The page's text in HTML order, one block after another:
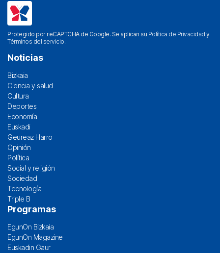
Protegido por reCAPTCHA de Google. Se aplican su Política de Privacidad y
Términos del servicio.
Noticias
Bizkaia
Ciencia y salud
Cultura
Deportes
Economía
Euskadi
Geureaz Harro
Opinión
Política
Social y religión
Sociedad
Tecnología
Triple B
Programas
EgunOn Bizkaia
EgunOn Magazine
Euskadin Gaur